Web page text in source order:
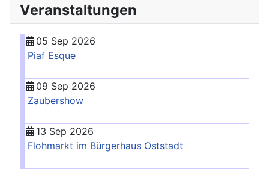
Veranstaltungen
05 Sep 2026
Piaf Esque
09 Sep 2026
Zaubershow
13 Sep 2026
Flohmarkt im Bürgerhaus Oststadt